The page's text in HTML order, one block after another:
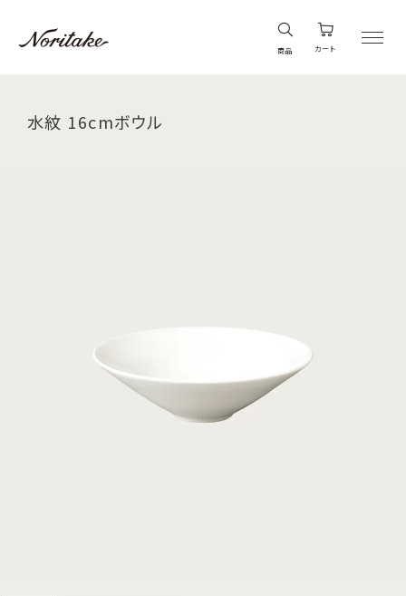
商品 カート
水紋 16cmボウル